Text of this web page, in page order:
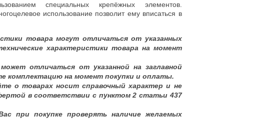
специальных крепёжных элементов.
использование позволит ему вписаться в
товара могут отличаться от указанных
характеристики товара на момент
отличаться от указанной на заглавной
комплектацию на момент покупки и оплаты.
о товарах носит справочный характер и не
в соответствии с пунктом 2 статьи 437
при покупке проверять наличие желаемых